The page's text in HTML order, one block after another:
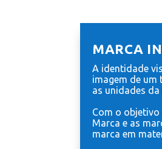
MARCA
A identidade
imagem de um
as unidades
Com o
Marca e as
marca em